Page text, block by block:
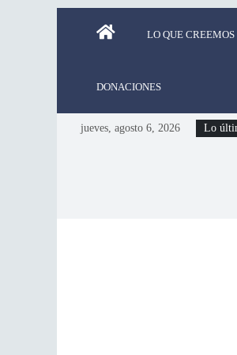
LO QUE CREEMOS
DONACIONES
jueves, agosto 6, 2026 Lo